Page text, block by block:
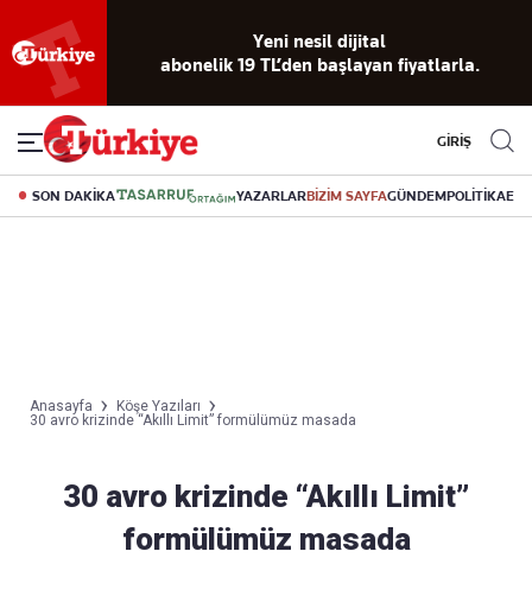
Yeni nesil dijital
abonelik 19 TL’den başlayan fiyatlarla.
GİRİŞ
SON DAKİKA YAZARLARBİZİM SAYFAGÜNDEMPOLİTİKA
Anasayfa
Köşe Yazıları
30 avro krizinde “Akıllı Limit” formülümüz masada
30 avro krizinde “Akıllı Limit”
formülümüz masada